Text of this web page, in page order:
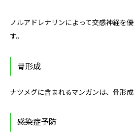
ノルアドレナリンによって交感神経を
す。
骨形成
ナツメグに含まれるマンガンは、骨形成
感染症予防